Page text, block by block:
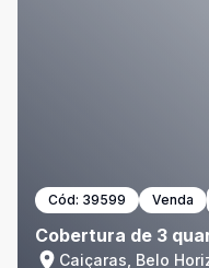
Cód: 39599 Venda
Cobertura de 3
Caiçaras, Belo